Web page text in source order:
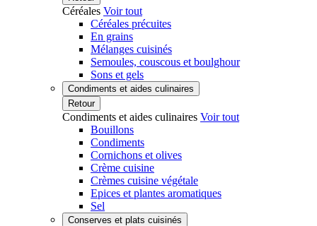
Céréales Voir tout
Céréales précuites
En grains
Mélanges cuisinés
Semoules, couscous et boulghour
Sons et gels
Condiments et aides culinaires
Retour
Condiments et aides culinaires Voir tout
Bouillons
Condiments
Cornichons et olives
Crème cuisine
Crèmes cuisine végétale
Epices et plantes aromatiques
Sel
Conserves et plats cuisinés